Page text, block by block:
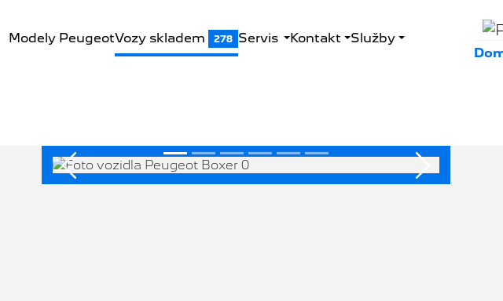
Modely PeugeotVozy skladem 278 Servis Kontakt
Služby
Předchozí Následující